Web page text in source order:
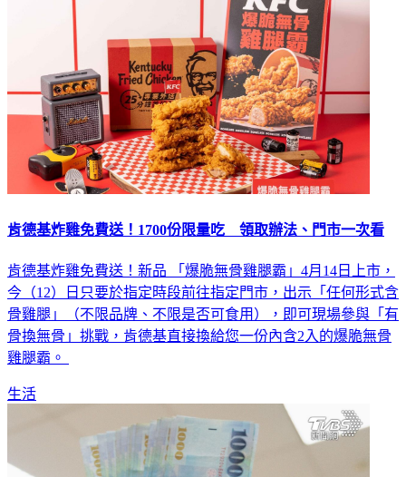
肯德基炸雞免費送！1700份限量吃 領取辦法、門市一次看
肯德基炸雞免費送！新品 「爆脆無骨雞腿霸」4月14日上市，
今（12）日只要於指定時段前往指定門市，出示「任何形式含
骨雞腿」（不限品牌、不限是否可食用），即可現場參與「有
骨換無骨」挑戰，肯德基直接換給您一份內含2入的爆脆無骨
雞腿霸。
生活